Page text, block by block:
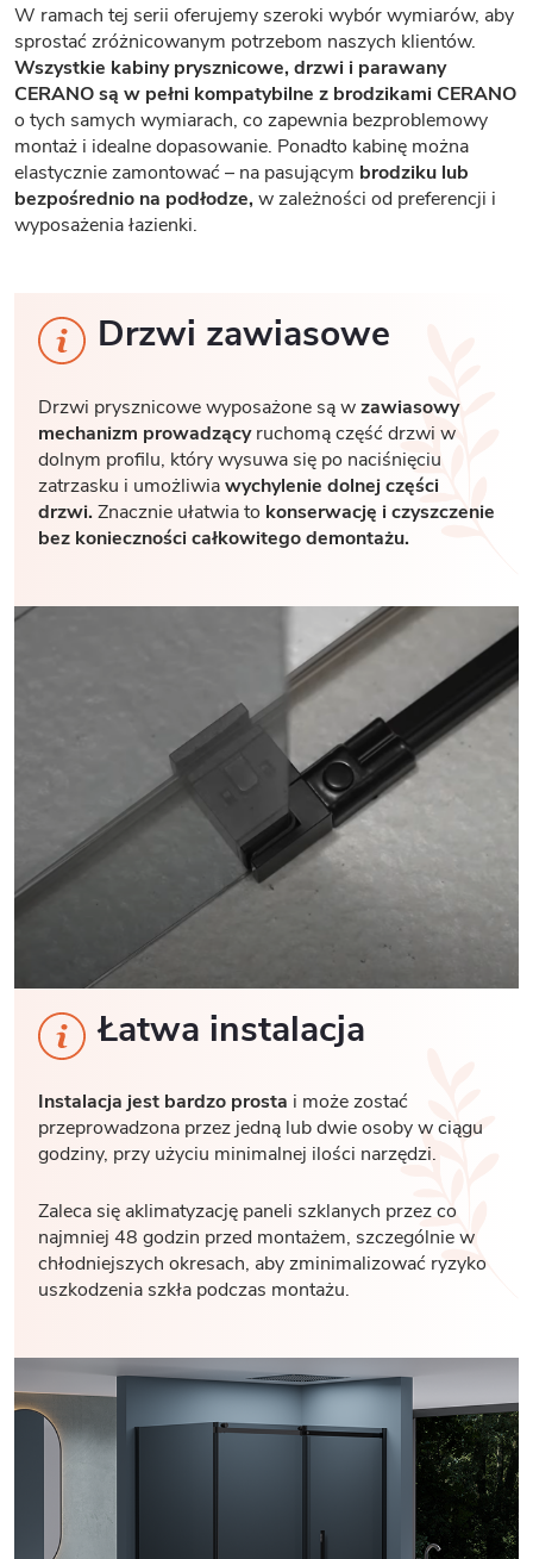
W ramach tej serii oferujemy szeroki wybór wymiarów, aby
sprostać zróżnicowanym potrzebom naszych klientów.
Wszystkie kabiny prysznicowe, drzwi i parawany
CERANO są w pełni kompatybilne z brodzikami CERANO
o tych samych wymiarach, co zapewnia bezproblemowy
montaż i idealne dopasowanie. Ponadto kabinę można
elastycznie zamontować – na pasującym brodziku lub
bezpośrednio na podłodze,w zależności od preferencji i
wyposażenia łazienki.
Drzwi zawiasowe
Drzwi prysznicowe wyposażone są wzawiasowy
mechanizm prowadzącyruchomą część drzwi w
dolnym profilu, który wysuwa się po naciśnięciu
zatrzasku i umożliwiawychylenie dolnej części
drzwi.Znacznie ułatwia to konserwację i czyszczenie
bez konieczności całkowitego demontażu.
Łatwa instalacja
Instalacja jest bardzo prosta i może zostać
przeprowadzona przez jedną lub dwie osoby w ciągu
godziny, przy użyciu minimalnej ilości narzędzi.
Zaleca się aklimatyzację paneli szklanych przez co
najmniej 48 godzin przed montażem, szczególnie w
chłodniejszych okresach, aby zminimalizować ryzyko
uszkodzenia szkła podczas montażu.